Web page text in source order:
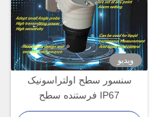
ویدیو
سنسور سطح اولتراسونیک
IP67 فرستنده سطح
اولتراسونیک 40 کیلوهرتز 100